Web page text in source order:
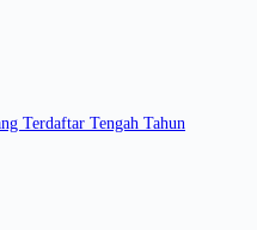
Terdaftar Tengah Tahun